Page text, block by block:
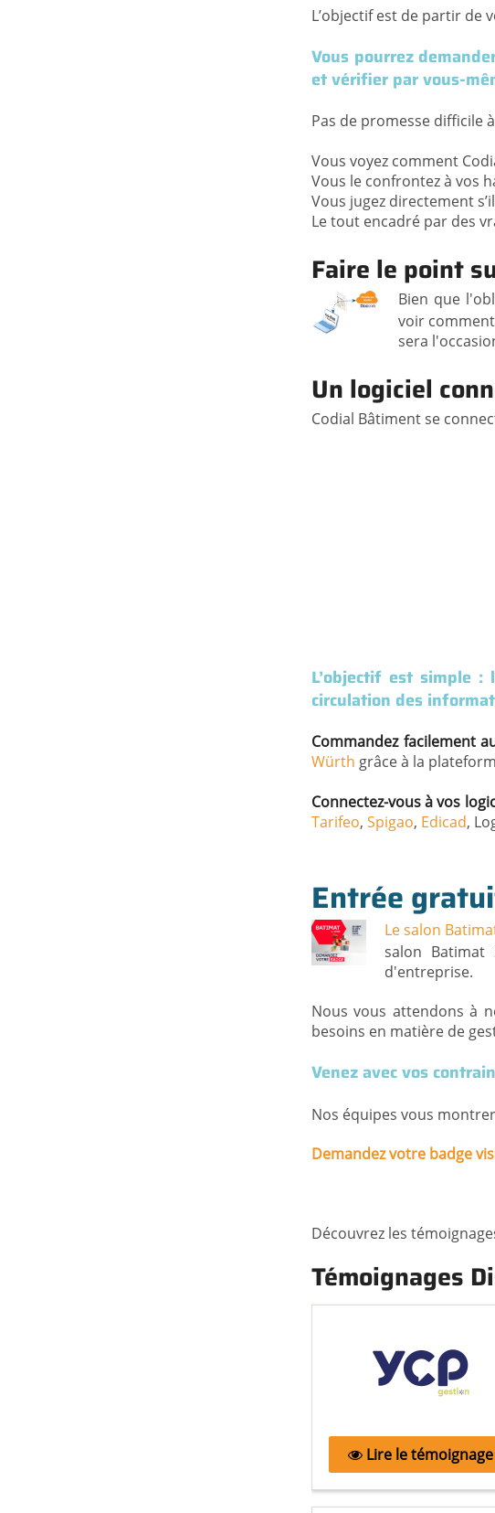
L’objectif est de partir de
Vous pourrez
et vérifier par vous-
Pas de promesse difficile
Vous voyez comment
Vous le confrontez à vos
Vous jugez directement
Le tout encadré par des
Faire le point
Bien que
voir
sera
Un logiciel
Codial Bâtiment se
L’objectif est simple
circulation des
Commandez facilement
Würth grâce à la
Connectez-vous à vos
Tarifeo, Spigao, Edicad,
Entrée
Le salon
salon
d'entreprise.
Nous vous attendons à
besoins en matière de
Venez avec vos
Nos équipes vous
Demandez votre badge
Découvrez les
Témoignages
Lire le témoignage